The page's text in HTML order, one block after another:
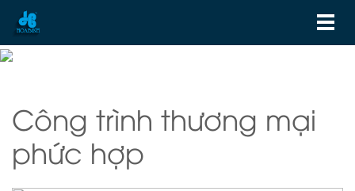
Công trình thương mại
phức hợp